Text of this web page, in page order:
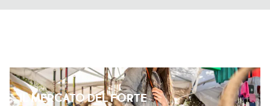
IL MERCATO DEL FORTE